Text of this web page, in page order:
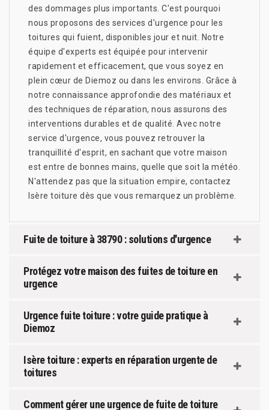
des dommages plus importants. C'est pourquoi
nous proposons des services d'urgence pour les
toitures qui fuient, disponibles jour et nuit. Notre
équipe d'experts est équipée pour intervenir
rapidement et efficacement, que vous soyez en
plein cœur de Diemoz ou dans les environs. Grâce à
notre connaissance approfondie des matériaux et
des techniques de réparation, nous assurons des
interventions durables et de qualité. Avec notre
service d'urgence, vous pouvez retrouver la
tranquillité d'esprit, en sachant que votre maison
est entre de bonnes mains, quelle que soit la météo.
N'attendez pas que la situation empire, contactez
Isère toiture dès que vous remarquez un problème.
Fuite de toiture à 38790 : solutions d'urgence
Protégez votre maison des fuites de toiture en
urgence
Urgence fuite toiture : votre guide pratique à
Diemoz
Isère toiture : experts en réparation urgente de
toitures
Comment gérer une urgence de fuite de toiture